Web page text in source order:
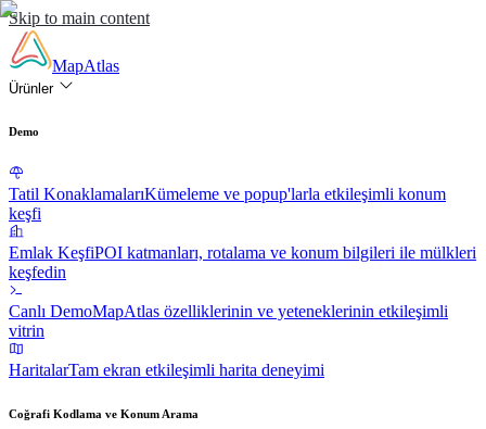
Skip to main content
MapAtlas
Ürünler
Demo
Tatil KonaklamalarıKümeleme ve popup'larla etkileşimli konum
keşfi
Emlak KeşfiPOI katmanları, rotalama ve konum bilgileri ile mülkleri
keşfedin
Canlı DemoMapAtlas özelliklerinin ve yeteneklerinin etkileşimli
vitrin
HaritalarTam ekran etkileşimli harita deneyimi
Coğrafi Kodlama ve Konum Arama